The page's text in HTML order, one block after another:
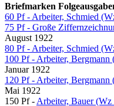
Briefmarken
60 Pf - Arbeiter, Schmied
75 Pf - Große
August 1922
80 Pf - Arbeiter, Schmied
100 Pf - Arbeiter,
Januar 1922
120 Pf - Arbeiter,
Mai 1922
150 Pf - Arbeiter, Bauer